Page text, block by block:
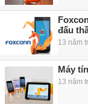
đấu
13 năm
Máy
13 năm